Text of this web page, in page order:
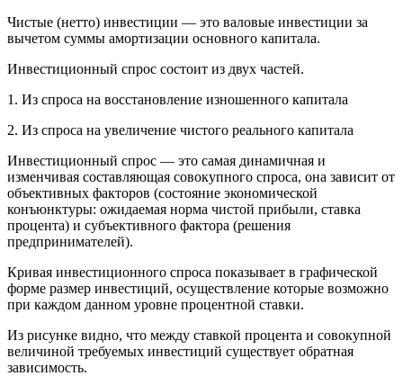
Чистые (нетто) инвестиции — это валовые инвестиции за
вычетом суммы амортизации основного капитала.
Инвестиционный спрос состоит из двух частей.
1. Из спроса на восстановление изношенного капитала
2. Из спроса на увеличение чистого реального капитала
Инвестиционный спрос — это самая динамичная и
изменчивая составляющая совокупного спроса, она зависит от
объективных факторов (состояние экономической
конъюнктуры: ожидаемая норма чистой прибыли, ставка
процента) и субъективного фактора (решения
предпринимателей).
Кривая инвестиционного спроса показывает в графической
форме размер инвестиций, осуществление которые возможно
при каждом данном уровне процентной ставки.
Из рисунке видно, что между ставкой процента и совокупной
величиной требуемых инвестиций существует обратная
зависимость.